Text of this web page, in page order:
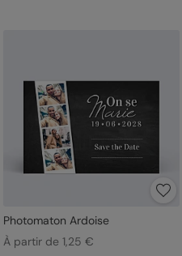
Photomaton Ardoise
À partir de 1,25 €